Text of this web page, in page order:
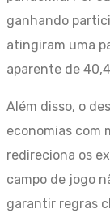
ganhando
atingiram uma
aparente de
Além disso, o
economias com
redireciona os
campo de jogo
garantir regras